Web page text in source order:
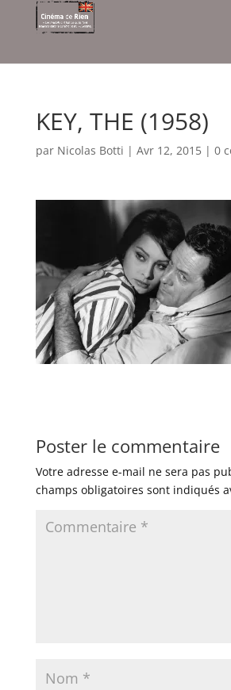
KEY, THE (1958)
par Nicolas Botti | Avr 12, 2015| 0
Poster le commentaire
Votre adresse e-mail ne sera pas
champs obligatoires sont indiqués